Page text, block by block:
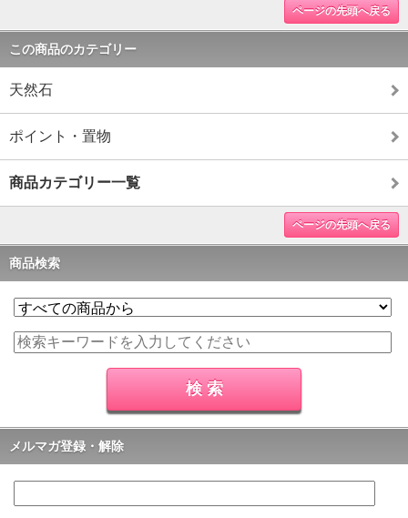
ページの先頭へ戻る
この商品のカテゴリー
天然石
ポイント・置物
商品カテゴリー一覧
ページの先頭へ戻る
商品検索
メルマガ登録・解除